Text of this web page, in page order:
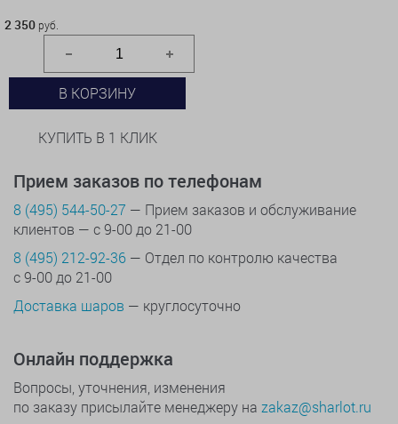
2 350 руб.
В КОРЗИНУ
КУПИТЬ В 1 КЛИК
Прием заказов по телефонам
8 (495) 544-50-27 — Прием заказов и обслуживание
клиентов — с 9-00 до 21-00
8 (495) 212-92-36 — Отдел по контролю качества
с 9-00 до 21-00
Доставка шаров — круглосуточно
Онлайн поддержка
Вопросы, уточнения, изменения
по заказу присылайте менеджеру на zakaz@sharlot.ru